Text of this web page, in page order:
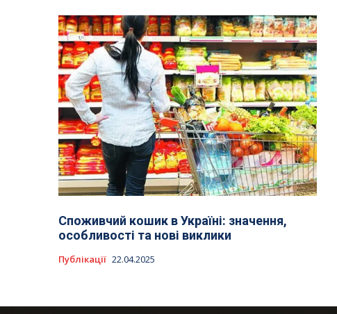
Споживчий кошик в Україні: значення,
особливості та нові виклики
Публікації 22.04.2025